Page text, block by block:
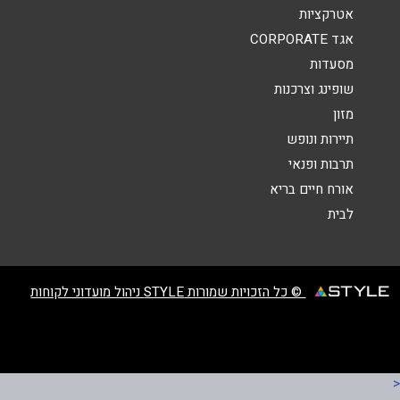
טלפון*
אימייל*
נושא *
אנא חזרו אלי בקשר ל...
שליחה
פרדס רימונים 2
077-2302557
קריית גת
אבני החושן כרמי גת 1
077-9386466
מתחם שפיר סנטר יגאל אלון 22
אטרקציות
אגד CORPORATE
מסעדות
שופינג וצרכנות
מזון
תיירות ונופש
תרבות ופנאי
אורח חיים בריא
לבית
© כל הזכויות שמורות STYLE ניהול מועדוני לקוחות
<